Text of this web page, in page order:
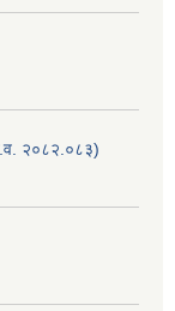
२०८२.०८३)